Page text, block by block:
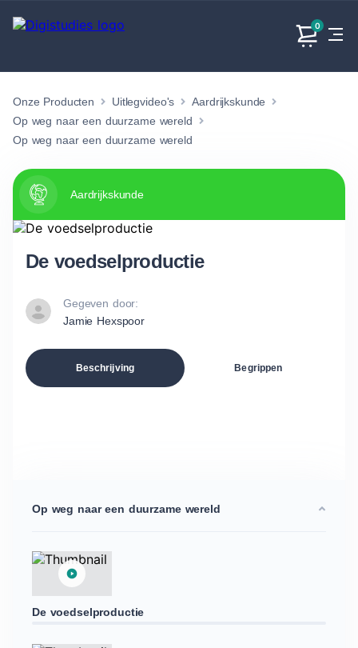
0
Exacte
vakken
Geen
Taalvakken
vakken.
Maatschappijvakken Producten
Onze Producten Uitlegvideo's
Aardrijkskunde
Op weg naar een duurzame wereld
Op weg naar een duurzame wereld
Aardrijkskunde
De voedselproductie
Gegeven door:
Jamie Hexspoor
Beschrijving Begrippen
Op weg naar een duurzame wereld
De voedselproductie